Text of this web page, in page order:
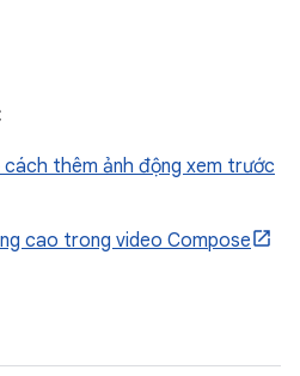
thêm ảnh động xem trước
cao trong video Compose